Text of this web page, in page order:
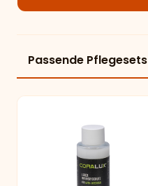
Passende Pflegesets